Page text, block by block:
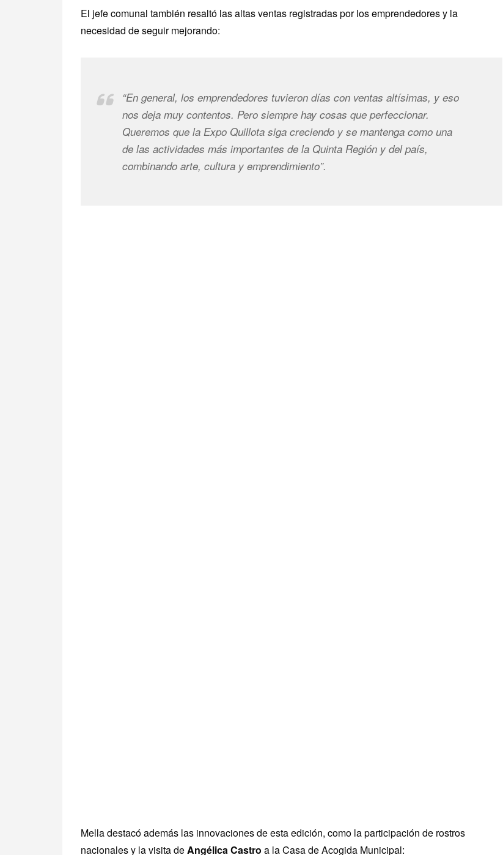
El jefe comunal también resaltó las altas ventas registradas por los emprendedores y la
necesidad de seguir mejorando:
“En general, los emprendedores tuvieron días con ventas altísimas, y eso
nos deja muy contentos. Pero siempre hay cosas que perfeccionar.
Queremos que la Expo Quillota siga creciendo y se mantenga como una
de las actividades más importantes de la Quinta Región y del país,
combinando arte, cultura y emprendimiento”.
Mella destacó además las innovaciones de esta edición, como la participación de rostros
nacionales y la visita de Angélica Castro a la Casa de Acogida Municipal: